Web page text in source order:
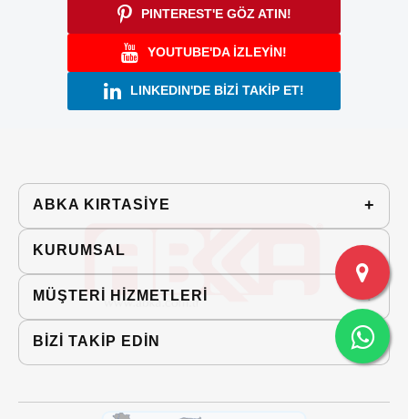
PINTEREST'E GÖZ ATIN!
YOUTUBE'DA İZLEYİN!
LINKEDIN'DE BİZİ TAKİP ET!
ABKA KIRTASIYE
KURUMSAL
MÜŞTERİ HİZMETLERİ
BİZİ TAKİP EDİN